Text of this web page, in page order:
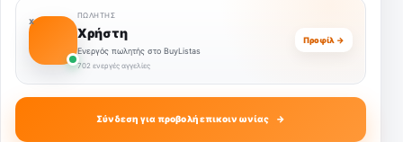
Χ
ΠΩΛΗΤΉΣ
Χρήστη
Ενεργός πωλητής στο BuyListas
702 ενεργές αγγελίες
Προφίλ →
Σύνδεση για προβολή επικοινωνίας